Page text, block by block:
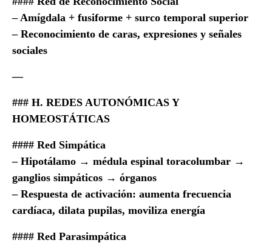
– Amígdala + fusiforme + surco temporal superior
– Reconocimiento de caras, expresiones y señales
sociales
—
### H. REDES AUTONÓMICAS Y
HOMEOSTÁTICAS
#### Red Simpática
– Hipotálamo → médula espinal toracolumbar →
ganglios simpáticos → órganos
– Respuesta de activación: aumenta frecuencia
cardíaca, dilata pupilas, moviliza energía
#### Red Parasimpática